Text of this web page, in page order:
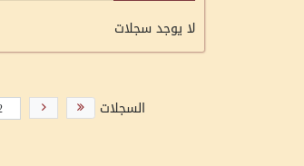
لا يوجد سجلات
السجلات